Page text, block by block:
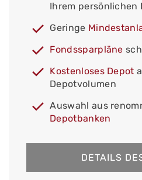
Ihrem persönlichen
Geringe
Fondssparpläne
Kostenloses Depot
Depotvolumen
Auswahl aus
Depotbanken
DETAILS